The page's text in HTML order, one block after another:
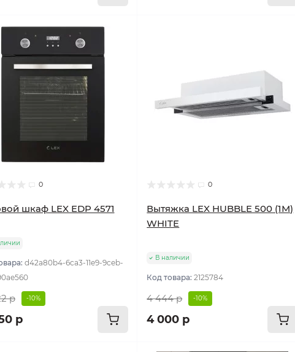
0
шкаф LEX EDP 4571
d42a80b4-6ca3-11e9-9ceb-
р -10%
р
0
Вытяжка LEX HUBBLE 500 (1М)
WHITE
В наличии
Код товара:2125784
4 444 р -10%
4 000 р